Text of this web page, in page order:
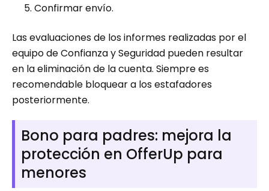
Confirmar envío.
Las evaluaciones de los informes realizadas por el
equipo de Confianza y Seguridad pueden resultar
en la eliminación de la cuenta. Siempre es
recomendable bloquear a los estafadores
posteriormente.
Bono para padres: mejora la
protección en OfferUp para
menores